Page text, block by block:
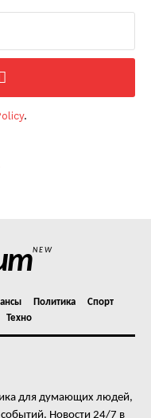
.
NEW
Политика
Спорт
Техно
для думающих людей,
Новости 24/7 в